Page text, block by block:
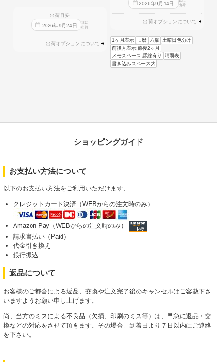
出荷目安
2026年9 月24日
迄に
出荷
出荷オプションについて
2026年9 月 14日
迄に
出荷
出荷オプションについて
1ヶ月表示 旧暦 六曜 土曜日色分け
前後月表示:前後2ヶ月
メモスペース:罫線有り
晴雨表
書き込みスペース大
ショッピングガイド
お支払い方法について
以下のお支払い方法をご利用いただけます。
クレジットカード決済（WEBからの注文時のみ）
Amazon Pay（WEBからの注文時のみ）
請求書払い（Paid）
代金引き換え
銀行振込
返品について
お客様のご都合による返品、交換や注文完了後のキャンセルはご容赦下さ
いますようお願い申し上げます。
尚、当方のミスによる不良品（欠損、印刷のミス等）は、早急に返品・交
換などの対応をさせて頂きます。その場合、到着日より７日以内にご連絡
を下さい。